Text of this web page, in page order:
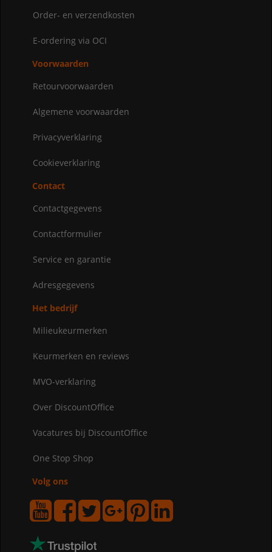
Order- en verzendkosten
E-ordering via OCI
Voorwaarden
Retourvoorwaarden
Algemene voorwaarden
Privacyverklaring
Cookieverklaring
Contact
Contactgegevens
Contactformulier
Service en garantie
Adresgegevens
Het bedrijf
Milieukeurmerken
Keurmerken en reviews
MVO-verklaring
Over DiscountOffice
Vacatures bij DiscountOffice
One Stop Shop
Volg ons